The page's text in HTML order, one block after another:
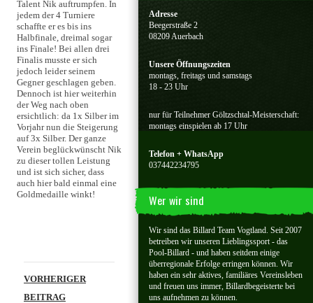
Adresse
Beegerstraße 2
08209 Auerbach
Unsere Öffnungszeiten
montags, freitags und samstags
18 - 23 Uhr
nur für Teilnehmer Göltzschtal-Meisterschaft:
montags einspielen ab 17 Uhr
Telefon + WhatsApp
037442234795
Wer wir sind
Wir sind das Billard Team Vogtland. Seit 2007
betreiben wir unseren Lieblingssport - das
Pool-Billard - und haben seitdem einige
überregionale Erfolge erringen können. Wir
haben ein sehr aktives, familiäres Vereinsleben
und freuen uns immer, Billardbegeisterte bei
uns aufnehmen zu können.
Talent Nik auftrumpfen. In
jedem der 4 Turniere
schaffte er es bis ins
Halbfinale, dreimal sogar
ins Finale! Bei allen drei
Finalis musste er sich
jedoch leider seinem
Gegner geschlagen geben.
Dennoch ist hier weiterhin
der Weg nach oben
ersichtlich: da 1x Silber im
Vorjahr nun die Steigerung
auf 3x Silber. Der ganze
Verein beglückwünscht Nik
zu dieser tollen Leistung
und ist sich sicher, dass
auch hier bald einmal eine
Goldmedaille winkt!
Beitragsnavigation
VORHERIGER
BEITRAG